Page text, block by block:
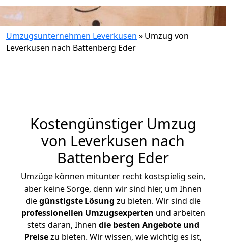
Umzugsunternehmen Leverkusen » Umzug von
Leverkusen nach Battenberg Eder
Kostengünstiger Umzug
von Leverkusen nach
Battenberg Eder
Umzüge können mitunter recht kostspielig sein,
aber keine Sorge, denn wir sind hier, um Ihnen
diegünstigste Lösung zu bieten. Wir sind die
professionellen Umzugsexperten und arbeiten
stets daran, Ihnen die besten Angebote und
Preisezu bieten. Wir wissen, wie wichtig es ist,